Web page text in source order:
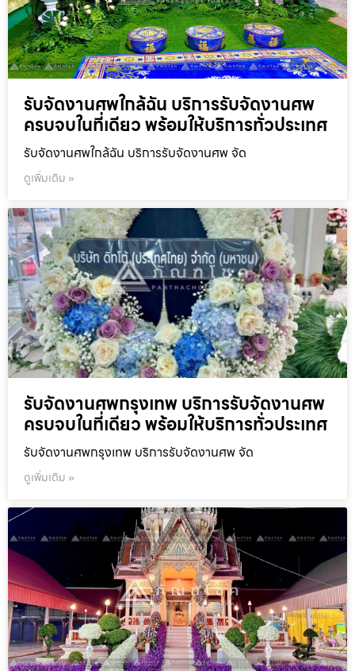
รับจัดงานศพใกล้ฉัน บริการรับจัดงานศพ
ครบจบในที่เดียว พร้อมให้บริการทั่วประเทศ
รับจัดงานศพใกล้ฉัน บริการรับจัดงานศพ จัด
ดูเพิ่มเติม »
รับจัดงานศพกรุงเทพ บริการรับจัดงานศพ
ครบจบในที่เดียว พร้อมให้บริการทั่วประเทศ
รับจัดงานศพกรุงเทพ บริการรับจัดงานศพ จัด
ดูเพิ่มเติม »